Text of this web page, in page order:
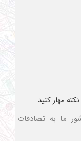
مهار کنید
ما به تصادفات